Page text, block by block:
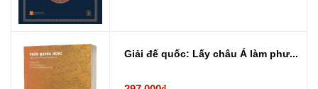
Giải đế quốc: Lấy châu Á làm phư...